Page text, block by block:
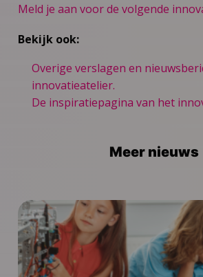
Meld je aan voor de volgende
Bekijk ook:
Overige verslagen en
innovatieatelier.
De inspiratiepagina van het
Meer nieuws